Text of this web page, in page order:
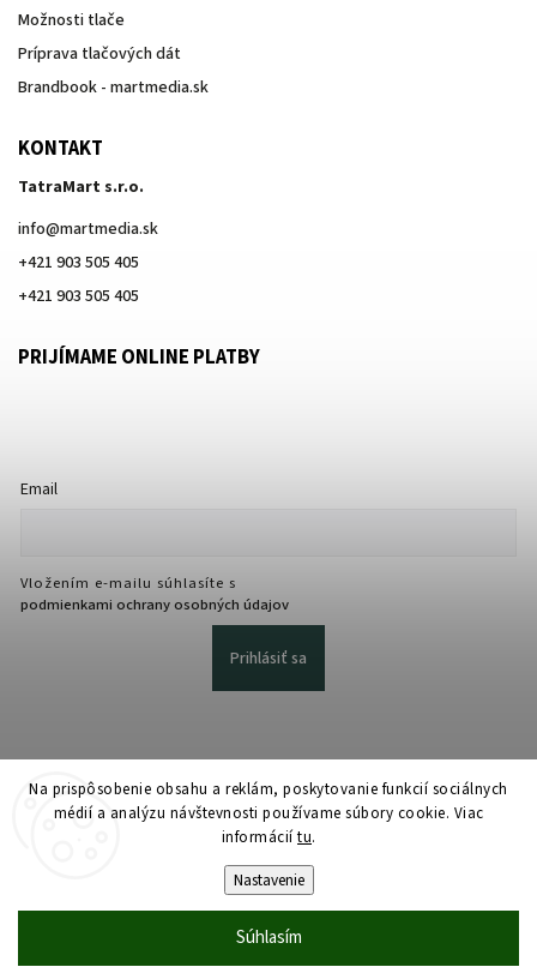
Na prispôsobenie obsahu a reklám, poskytovanie funkcií sociálnych
médií a analýzu návštevnosti používame súbory cookie. Viac
informáciítu.
Nastavenie
Súhlasím
Možnosti tlače
Príprava tlačových dát
Brandbook - martmedia.sk
KONTAKT
TatraMart s.r.o.
info@martmedia.sk
+421 903 505 405
+421 903 505 405
PRIJÍMAME ONLINE PLATBY
Email
Vložením e-mailu súhlasíte s
podmienkami ochrany osobných údajov
Prihlásiť sa
Upraviť nastavenie cookies